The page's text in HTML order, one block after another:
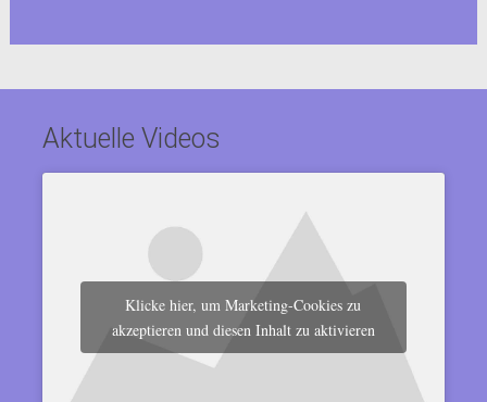
Aktuelle Videos
Klicke hier, um Marketing-Cookies zu
akzeptieren und diesen Inhalt zu aktivieren